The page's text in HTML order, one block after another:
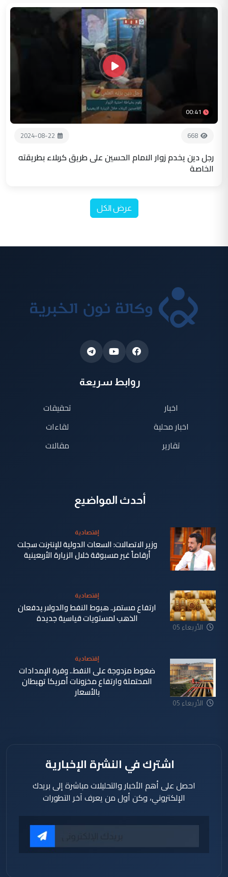
00:41
668
2024-08-22
رجل دين يخدم زوار الامام الحسين على طريق كربلاء بطريقته
الخاصة
عرض الكل
روابط سريعة
اخبار
اخبار محلية
تقارير
تحقيقات
لقاءات
مقالات
أحدث المواضيع
آب 2026
إقتصادية
وزير الاتصالات: السعات الدولية للإنترنت سجلت
أرقاماً غير مسبوقة خلال الزيارة الأربعينية
الأربعاء 05
إقتصادية
ارتفاع مستمر.. هبوط النفط والدولار يدفعان
الذهب لمستويات قياسية جديدة
الأربعاء 05
إقتصادية
ضغوط مزدوجة على النفط.. وفرة الإمدادات
المحتملة وارتفاع مخزونات أمريكا تهبطان
بالأسعار
اشترك في النشرة الإخبارية
احصل على أهم الأخبار والتحليلات مباشرة إلى بريدك
الإلكتروني، وكن أول من يعرف آخر التطورات